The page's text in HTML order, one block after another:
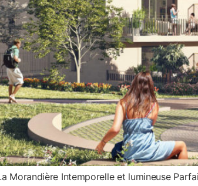
Morandière Intemporelle et lumineuse